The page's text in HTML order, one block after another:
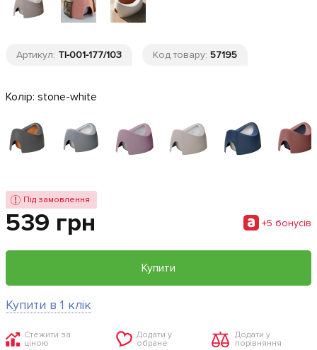
Артикул: TI-001-177/103 Код товару: 57195
Колір: stone-white
Під замовлення
539 грн +5 бонусiв
Купити
Купити в 1 клік
Стежити за
ціною
Додати у
обране
Додати у
порівняння